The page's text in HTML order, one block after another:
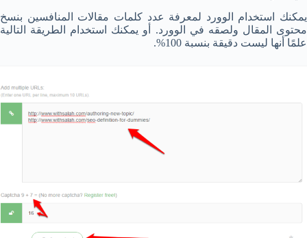
يمكنك استخدام الوورد لمعرفة عدد كلمات مقالات المنافسين بنسخ
محتوى المقال ولصقه في الوورد. أو يمكنك استخدام الطريقة التالية
علمًا أنها ليست دقيقة بنسبة 100%.